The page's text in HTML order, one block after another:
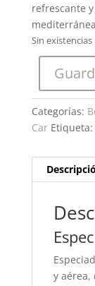
refrescante
Sin existencias
Categorías:
Car Etiqueta:
y